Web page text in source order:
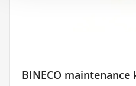
BINECO